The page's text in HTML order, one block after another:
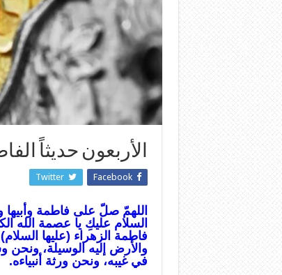
الأربعون حديثاً
Facebook
Twitter
اللهمّ صلّ على فاطمة وأبيها
فاطمة الزهراء (عليها
والأرض إليه الوسيلة،
في غيبه، ونحن ورثة أنبياءه.